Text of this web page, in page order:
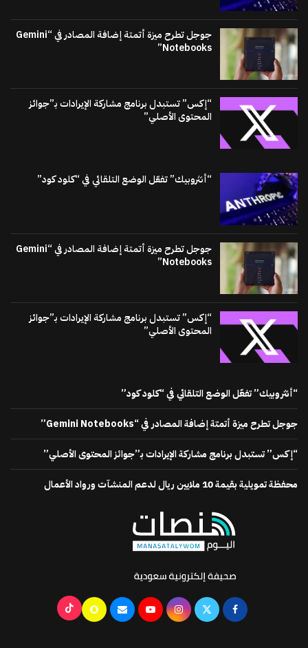
جوجل تطرح ميزة أتمتة إضافة المصادر في “Gemini
Notebooks”
“إكس” تستبدل برنامج مشاركة الإيرادات بـ”جوائز
المحتوى الأصلي”
“أنثروبيك” تفعّل الوضع التلقائي في “كلود كود”
جوجل تطرح ميزة أتمتة إضافة المصادر في “Gemini
Notebooks”
“إكس” تستبدل برنامج مشاركة الإيرادات بـ”جوائز
المحتوى الأصلي”
“أنثروبيك” تفعّل الوضع التلقائي في “كلود كود”
جوجل تطرح ميزة أتمتة إضافة المصادر في “Gemini Notebooks”
“إكس” تستبدل برنامج مشاركة الإيرادات بـ”جوائز المحتوى الأصلي”
محفظة تمويلية بقيمة 10 ملايين ريال لدعم المنشآت ورواد الأعمال